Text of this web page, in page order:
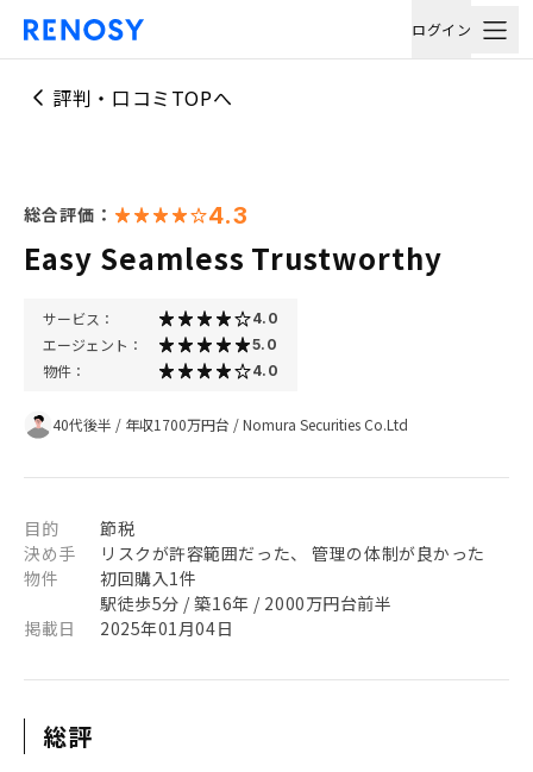
ログイン
評判・口コミTOPへ
総合評価： 4.3
Easy Seamless Trustworthy
サービス： 4.0
エージェント： 5.0
物件： 4.0
40代後半 / 年収1700万円台 /Nomura Securities Co.Ltd
目的
節税
決め手
リスクが許容範囲だった、 管理の体制が良かった
物件
初回購入1件
駅徒歩5分 / 築16年 / 2000万円台前半
掲載日
2025年01月04日
総評